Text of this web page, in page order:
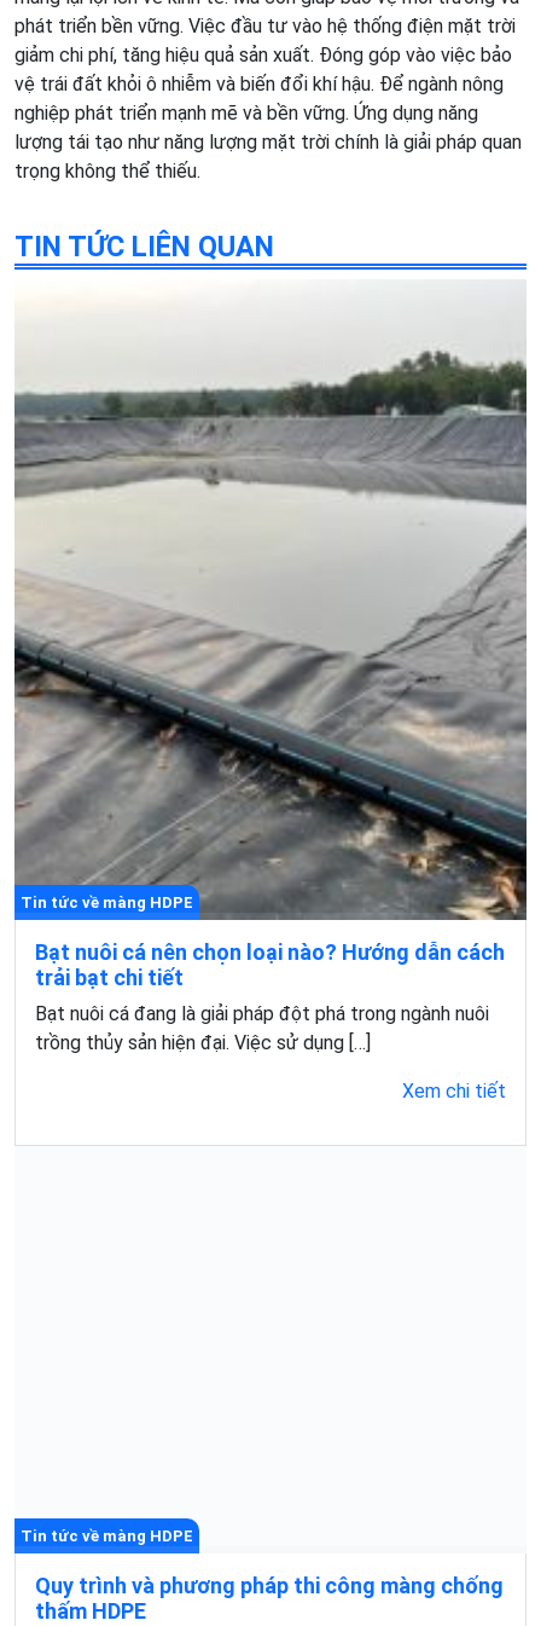
phát triển bền vững. Việc đầu tư vào hệ thống điện mặt trời
giảm chi phí, tăng hiệu quả sản xuất. Đóng góp vào việc bảo
vệ trái đất khỏi ô nhiễm và biến đổi khí hậu. Để ngành nông
nghiệp phát triển mạnh mẽ và bền vững. Ứng dụng năng
lượng tái tạo như năng lượng mặt trời chính là giải pháp quan
trọng không thể thiếu.
TIN TỨC LIÊN QUAN
Tin tức về màng HDPE
Bạt nuôi cá nên chọn loại nào? Hướng dẫn cách
trải bạt chi tiết
Bạt nuôi cá đang là giải pháp đột phá trong ngành nuôi
trồng thủy sản hiện đại. Việc sử dụng […]
Xem chi tiết
Tin tức về màng HDPE
Quy trình và phương pháp thi công màng chống
thấm HDPE